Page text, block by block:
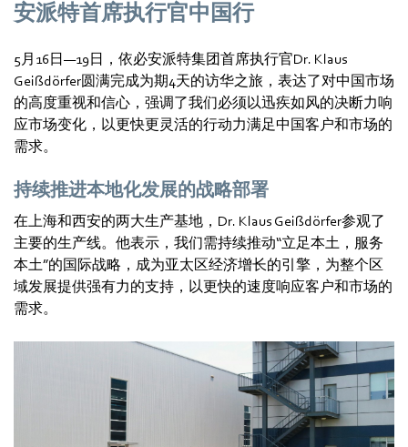
安派特首席执行官中国行
5月16日—19日，依必安派特集团首席执行官Dr. Klaus
Geißdörfer圆满完成为期4天的访华之旅，表达了对中国市场
的高度重视和信心，强调了我们必须以迅疾如风的决断力响
应市场变化，以更快更灵活的行动力满足中国客户和市场的
需求。
持续推进本地化发展的战略部署
在上海和西安的两大生产基地，Dr. Klaus Geißdörfer参观了
主要的生产线。他表示，我们需持续推动“立足本土，服务
本土”的国际战略，成为亚太区经济增长的引擎，为整个区
域发展提供强有力的支持，以更快的速度响应客户和市场的
需求。